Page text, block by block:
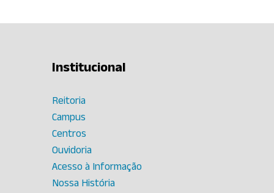
Institucional
Reitoria
Campus
Centros
Ouvidoria
Acesso à Informação
Nossa História